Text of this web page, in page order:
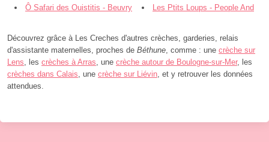
Béthunois - Béthune
- Béthune
Ô Safari des Ouistitis - Beuvry
Les Ptits Loups - People And
Découvrez grâce à Les Creches d'autres crèches, garderies, relais
d'assistante maternelles, proches de Béthune, comme : une crèche sur
Lens, les crèches à Arras, une crèche autour de Boulogne-sur-Mer, les
crèches dans Calais, une crèche sur Liévin, et y retrouver les données
attendues.